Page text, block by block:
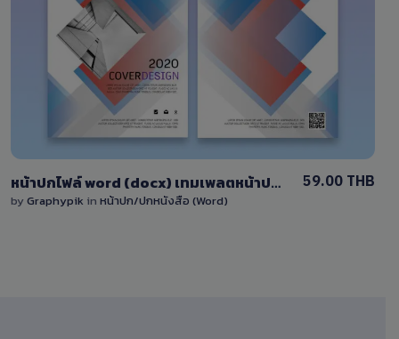
View Details
หน้าปกไฟล์ word (docx) เทมเพลตหน้าปกแก้ไขได้
by Graphypik in หน้าปก/ปกหนังสือ (Word)
59.00 THB